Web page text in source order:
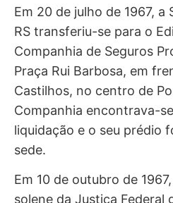
Em 20 de julho de 1967, a
RS transferiu-se para o
Companhia de Seguros
Praça Rui Barbosa, em
Castilhos, no centro de
Companhia encontrava-
liquidação e o seu prédio
Em 10 de outubro de